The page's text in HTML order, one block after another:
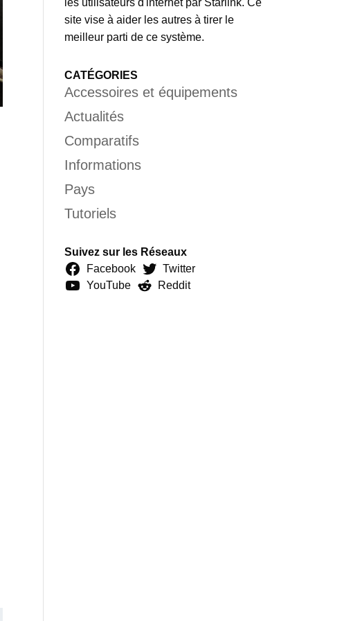
site vise à aider les autres à tirer le
meilleur parti de ce système.
CATÉGORIES
Accessoires et équipements
Actualités
Comparatifs
Informations
Pays
Tutoriels
Suivez sur les Réseaux
Facebook
Twitter
YouTube
Reddit